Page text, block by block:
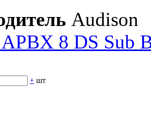
Audison
8 DS Sub
+ шт